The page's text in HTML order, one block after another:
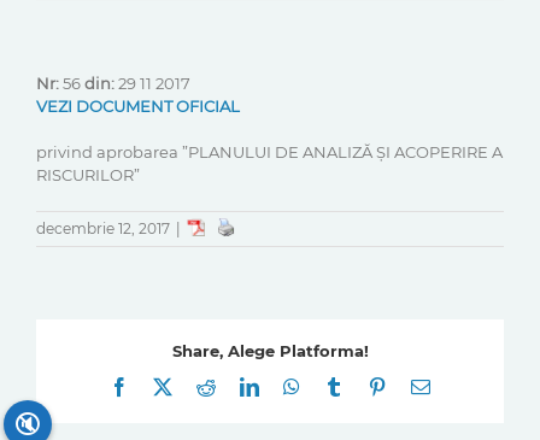
Nr:56din:29 11 2017
VEZI DOCUMENT OFICIAL
privind aprobarea ”PLANULUI DE ANALIZĂ ȘI ACOPERIRE A
RISCURILOR”
decembrie 12, 2017
Share, Alege Platforma!
Facebook
RedditLinkedInWhatsApp
Tumblr Pinterest
E-
🔇